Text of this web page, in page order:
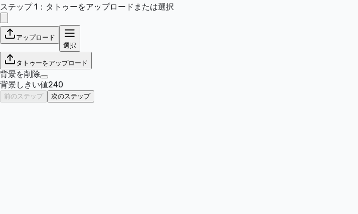
ステップ 1：タトゥーをアップロードまたは選択
アップロード
選択
タトゥーをアップロード
背景を削除
背景しきい値240
前のステップ 次のステップ